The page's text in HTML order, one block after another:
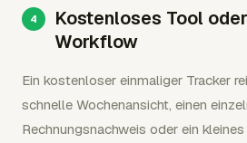
Kostenloses Tool
Workflow
Ein kostenloser einmaliger Tracker
schnelle Wochenansicht, einen
Rechnungsnachweis oder ein